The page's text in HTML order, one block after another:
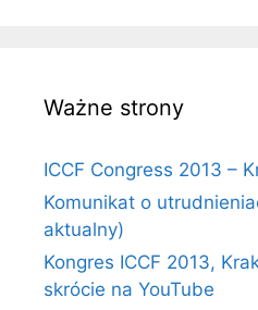
Ważne strony
ICCF Congress 2013 –
Komunikat o
aktualny)
Kongres ICCF 2013,
skrócie na YouTube